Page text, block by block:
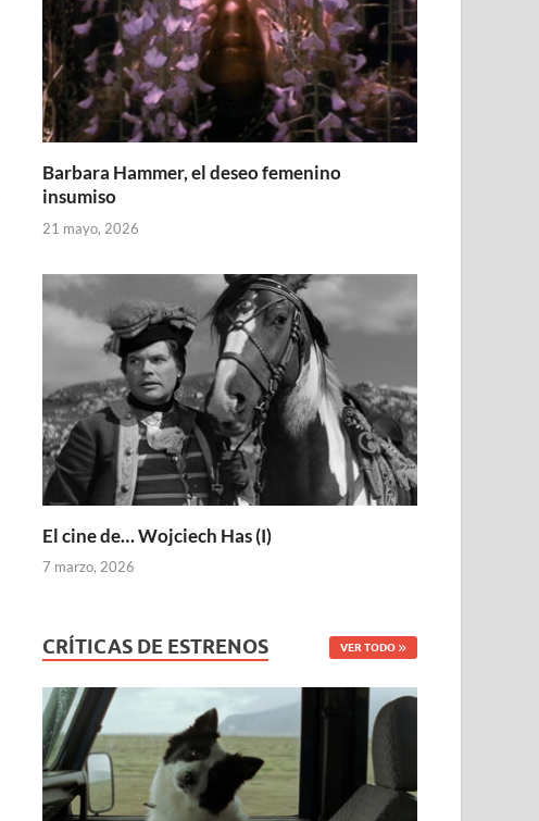
Barbara Hammer, el deseo femenino
insumiso
21 mayo, 2026
El cine de… Wojciech Has (I)
7 marzo, 2026
CRÍTICAS DE ESTRENOS VER TODO